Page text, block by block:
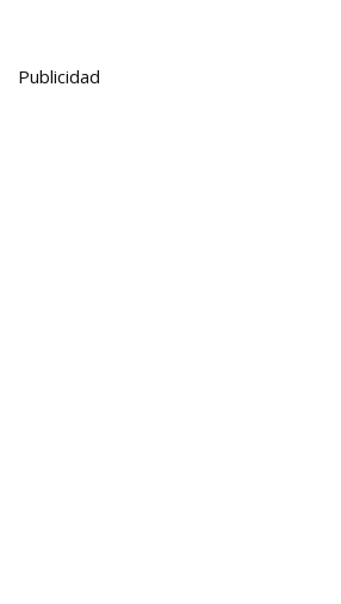
Publicidad